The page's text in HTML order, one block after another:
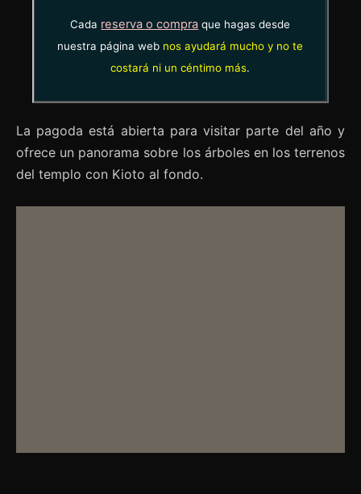
Cada reserva o compra que hagas desde
nuestra página web nos ayudará mucho y no te
costará ni un céntimo más.
La pagoda está abierta para visitar parte del año y
ofrece un panorama sobre los árboles en los terrenos
del templo con Kioto al fondo.